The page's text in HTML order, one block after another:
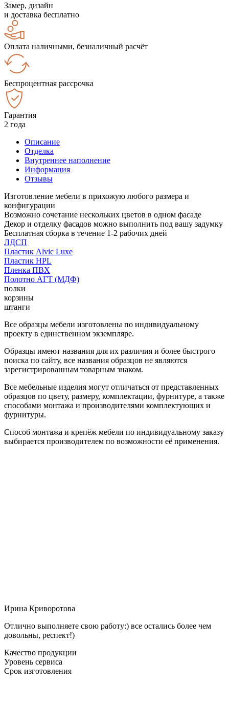
Замер, дизайн
и доставка бесплатно
Оплата наличными, безналичный расчёт
Беспроцентная рассрочка
Гарантия
2 года
Описание
Отделка
Внутреннее наполнение
Информация
Отзывы
Изготовление мебели в прихожую любого размера и
конфигурации
Возможно сочетание нескольких цветов в одном фасаде
Декор и отделку фасадов можно выполнить под вашу задумку
Бесплатная сборка в течение 1-2 рабочих дней
ЛДСП
Пластик Alvic Luxe
Пластик HPL
Пленка ПВХ
Полотно АГТ (МДФ)
полки
корзины
штанги
Все образцы мебели изготовлены по индивидуальному
проекту в единственном экземпляре.
Образцы имеют названия для их различия и более быстрого
поиска по сайту, все названия образцов не являются
зарегистрированным товарным знаком.
Все мебельные изделия могут отличаться от представленных
образцов по цвету, размеру, комплектации, фурнитуре, а также
способами монтажа и производителями комплектующих и
фурнитуры.
Способ монтажа и крепёж мебели по индивидуальному заказу
выбирается производителем по возможности её применения.
Ирина Криворотова
Отлично выполняете свою работу:) все остались более чем
довольны, респект!)
Качество продукции
Уровень сервиса
Срок изготовления